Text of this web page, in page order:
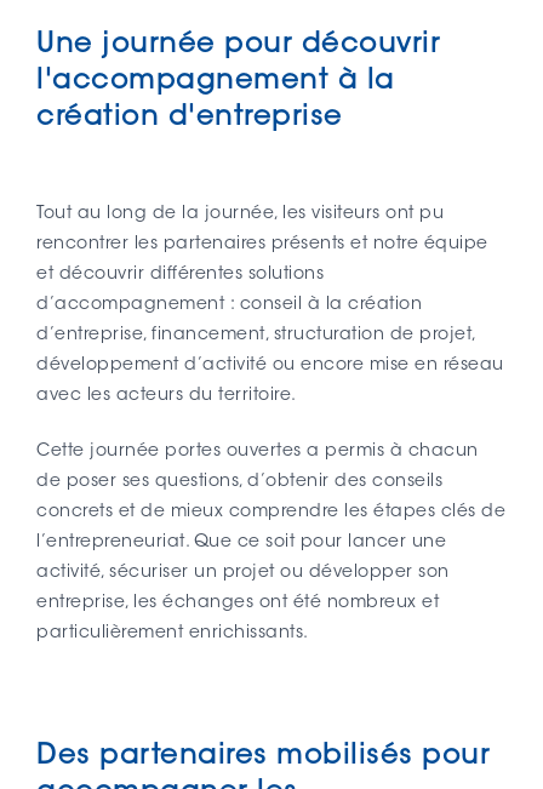
Une journée pour découvrir
l'accompagnement à la
création d'entreprise
Tout au long de la journée, les visiteurs ont pu
rencontrer les partenaires présents et notre équipe
et découvrir différentes solutions
d’accompagnement : conseil à la création
d’entreprise, financement, structuration de projet,
développement d’activité ou encore mise en réseau
avec les acteurs du territoire.
Cette journée portes ouvertes a permis à chacun
de poser ses questions, d’obtenir des conseils
concrets et de mieux comprendre les étapes clés de
l’entrepreneuriat. Que ce soit pour lancer une
activité, sécuriser un projet ou développer son
entreprise, les échanges ont été nombreux et
particulièrement enrichissants.
Des partenaires mobilisés pour